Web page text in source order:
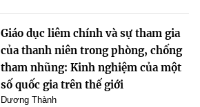
Giáo dục liêm chính và sự tham gia
của thanh niên trong phòng, chống
tham nhũng: Kinh nghiệm của một
số quốc gia trên thế giới
Dương Thành